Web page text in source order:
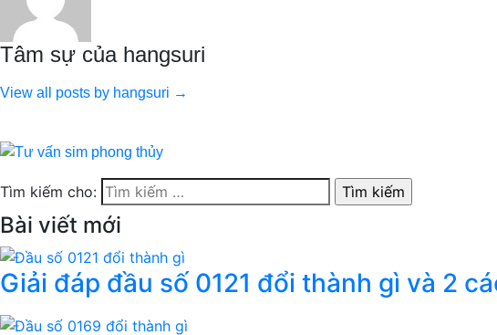
Tâm sự của hangsuri
View all posts by hangsuri →
Tìm kiếm cho:
Bài viết mới
Giải đáp đầu số 0121 đổi thành gì và 2